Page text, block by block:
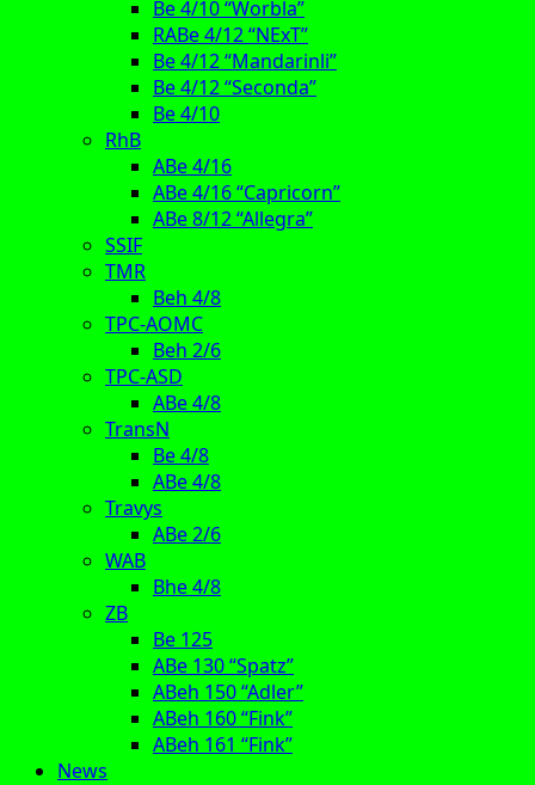
Be 4/10 “Worbla”
RABe 4/12 “NExT”
Be 4/12 “Mandarinli”
Be 4/12 “Seconda”
Be 4/10
RhB
ABe 4/16
ABe 4/16 “Capricorn”
ABe 8/12 “Allegra”
SSIF
TMR
Beh 4/8
TPC-AOMC
Beh 2/6
TPC-ASD
ABe 4/8
TransN
Be 4/8
ABe 4/8
Travys
ABe 2/6
WAB
Bhe 4/8
ZB
Be 125
ABe 130 “Spatz”
ABeh 150 “Adler”
ABeh 160 “Fink”
ABeh 161 “Fink”
News